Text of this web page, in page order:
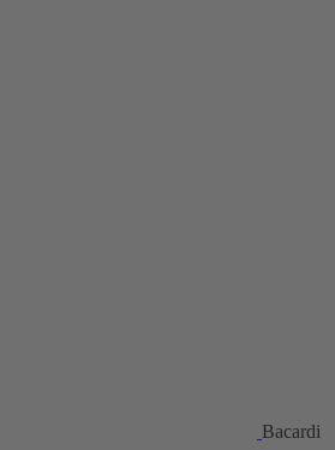
Bacardi